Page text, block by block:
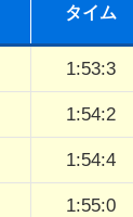
タイム
1:53:3
1:54:2
1:54:4
1:55:0